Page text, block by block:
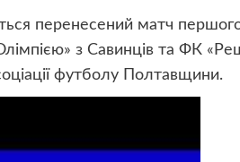
перенесений матч
з Савинців та ФК
футболу Полтавщини.